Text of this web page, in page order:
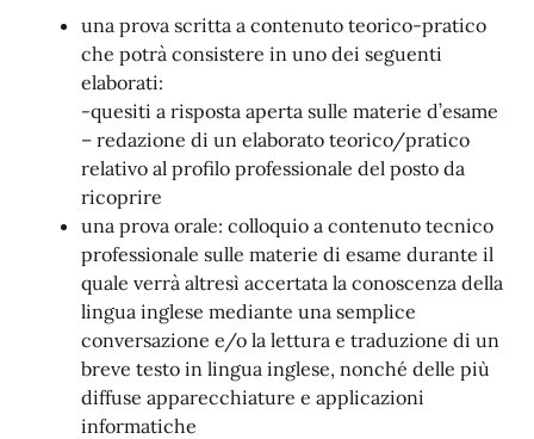
una prova scritta a contenuto teorico-pratico
che potrà consistere in uno dei seguenti
elaborati:
-quesiti a risposta aperta sulle materie d’esame
– redazione di un elaborato teorico/pratico
relativo al profilo professionale del posto da
ricoprire
una prova orale: colloquio a contenuto tecnico
professionale sulle materie di esame durante il
quale verrà altresì accertata la conoscenza della
lingua inglese mediante una semplice
conversazione e/o la lettura e traduzione di un
breve testo in lingua inglese, nonché delle più
diffuse apparecchiature e applicazioni
informatiche